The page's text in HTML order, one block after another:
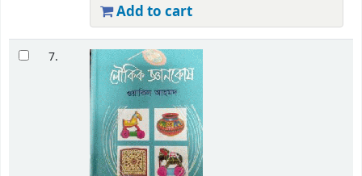
Add to cart
7.